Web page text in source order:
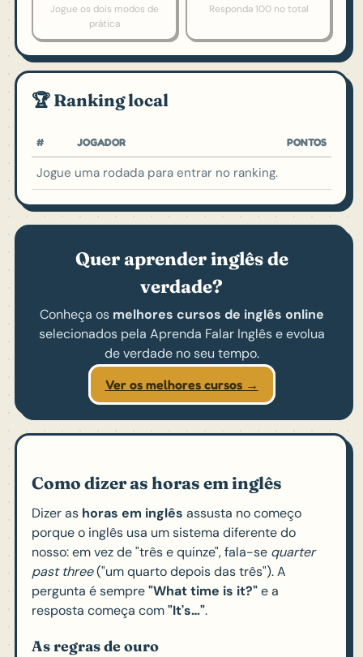
Jogue os dois modos de
prática
Responda 100 no total
🏆 Ranking local
# JOGADOR PONTOS
Jogue uma rodada para entrar no ranking.
Quer aprender inglês de
verdade?
Conheça os melhores cursos de inglês online
selecionados pela Aprenda Falar Inglês e evolua
de verdade no seu tempo.
Ver os melhores cursos →
Como dizer as horas em inglês
Dizer as horas em inglês assusta no começo
porque o inglês usa um sistema diferente do
nosso: em vez de "três e quinze", fala-se quarter
past three("um quarto depois das três"). A
pergunta é sempre"What time is it?"e a
resposta começa com"It's…".
As regras de ouro